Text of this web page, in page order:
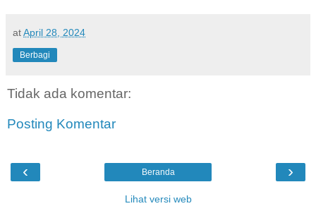
atApril 28, 2024
Berbagi
Tidak ada komentar:
Posting Komentar
‹ ›
Beranda
Lihat versi web